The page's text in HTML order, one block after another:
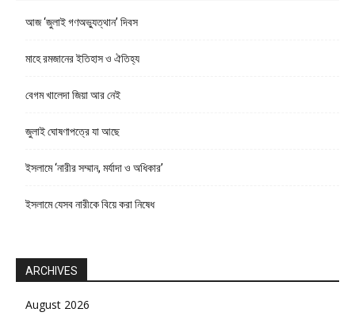
আজ ‘জুলাই গণঅভ্যুত্থান’ দিবস
মাহে রমজানের ইতিহাস ও ঐতিহ্য
বেগম খালেদা জিয়া আর নেই
জুলাই ঘোষণাপত্রে যা আছে
ইসলামে ‘নারীর সম্মান, মর্যাদা ও অধিকার’
ইসলামে যেসব নারীকে বিয়ে করা নিষেধ
ARCHIVES
August 2026